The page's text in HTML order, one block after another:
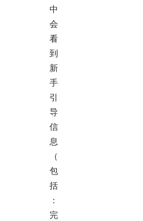
中
会
看
到
新
手
引
导
信
息
（
包
括
：
完